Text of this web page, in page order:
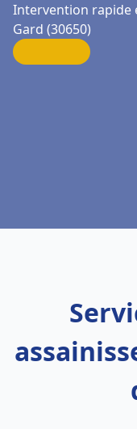
Intervention rapide
Gard (30650)